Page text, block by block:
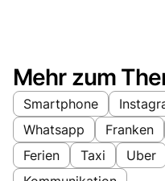
Mehr zum
Smartphone
Whatsapp
Franken
Ferien
Taxi Uber